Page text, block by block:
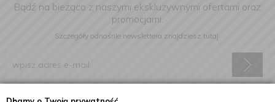
Bądź na bieżąco z naszymi ekskluzywnymi ofertami oraz
promocjami.
Szczegóły odnośnie newslettera znajdziesz tutaj.